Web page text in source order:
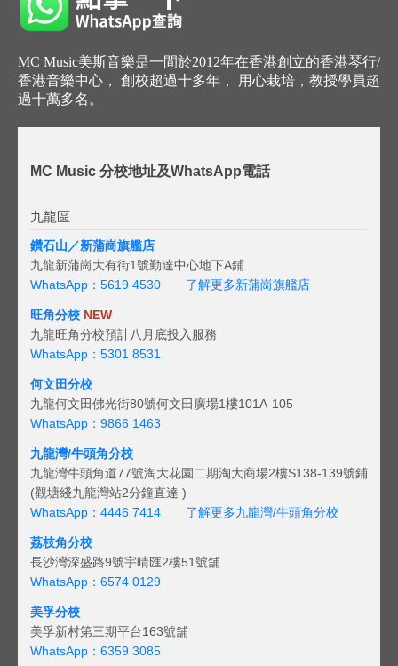
MC Music美斯音樂是一間於2012年在香港創立的香港琴行/
香港音樂中心， 創校超過十多年， 用心栽培，教授學員超
過十萬多名。
MC Music 分校地址及WhatsApp電話
九龍區
鑽石山／新蒲崗旗艦店
九龍新蒲崗大有街1號勤達中心地下A鋪
WhatsApp：5619 4530
了解更多新蒲崗旗艦店
旺角分校 NEW
九龍旺角分校預計八月底投入服務
WhatsApp：5301 8531
何文田分校
九龍何文田佛光街80號何文田廣場1樓101A-105
WhatsApp：9866 1463
九龍灣/牛頭角分校
九龍灣牛頭角道77號淘大花園二期淘大商場2樓S138-139號鋪
(觀塘綫九龍灣站2分鐘直達 )
WhatsApp：4446 7414
了解更多九龍灣/牛頭角分校
荔枝角分校
長沙灣深盛路9號宇晴匯2樓51號舖
WhatsApp：6574 0129
美孚分校
美孚新村第三期平台163號舖
WhatsApp：6359 3085